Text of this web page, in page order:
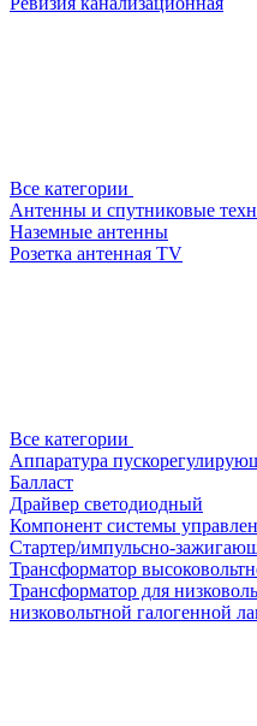
Все категории
Антенны и спутниковые
Наземные антенны
Розетка антенная TV
Все категории
Аппаратура
Балласт
Драйвер светодиодный
Компонент системы
Стартер/импульсно-
Трансформатор
Трансформатор для
низковольтной галогенной